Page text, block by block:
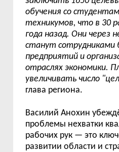
обучения со
техникумов, что в 30
года назад. Они через
станут сотрудниками
предприятий и
отраслях экономики.
увеличивать число
глава региона.
Василий Анохин
проблемы нехватки
рабочих рук — это
развитии области и